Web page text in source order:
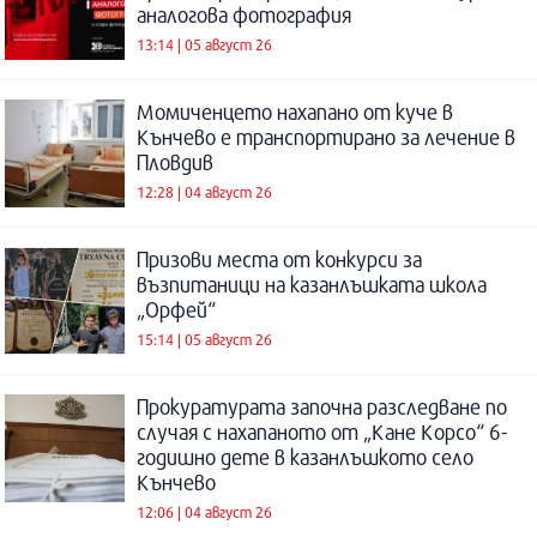
аналогова фотография
13:14 | 05 август 26
Момиченцето нахапано от куче в
Кънчево е транспортирано за лечение в
Пловдив
12:28 | 04 август 26
Призови места от конкурси за
възпитаници на казанлъшката школа
„Орфей“
15:14 | 05 август 26
Прокуратурата започна разследване по
случая с нахапаното от „Кане Корсо“ 6-
годишно дете в казанлъшкото село
Кънчево
12:06 | 04 август 26